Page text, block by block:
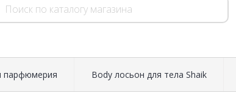
парфюмерия Body лосьон для тела Shaik